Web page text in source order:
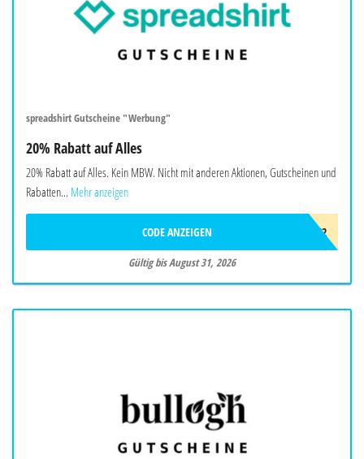
spreadshirt Gutscheine "Werbung"
20% Rabatt auf Alles
20% Rabatt auf Alles. Kein MBW. Nicht mit anderen Aktionen, Gutscheinen und
Rabatten... Mehr anzeigen
SPRDVF2
CODE ANZEIGEN
Gültig bis August 31, 2026